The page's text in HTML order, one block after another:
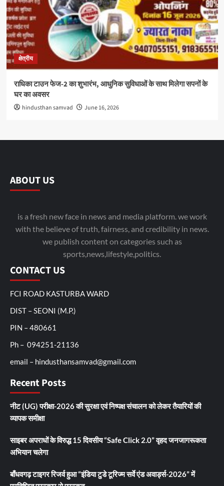
क्षेत्रीय
राधिका टाउन फेज-2 का शुभारंभ, आधुनिक सुविधाओं के साथ मिलेगा सपनों के
घर का अवसर
hindusthan samvad June 16, 2026
ABOUT US
is a fresh new face in news and media platform. we work
with the believe of truth, fairness, and credibility in news.
we publish content on categories such as
sports,news,lifestyle,politics.
CONTACT US
FCI ROAD KASTURBA WARD
DIST – SEONI (M.P.)
PIN – 480661
Ph – 094251-21136
email – hindusthansamvad@gmail.com
Recent Posts
नीट (UG) परीक्षा-2026 की सुरक्षा एवं निष्पक्ष संचालन को लेकर तैयारियों की
व्यापक समीक्षा
साइबर अपराधों के विरुद्ध 15 दिवसीय “Safe Click 2.0” वृहद जनजागरूकता
अभियान चलेगा
बाँधवगढ़ टाइगर रिजर्व हुआ “इंडिया टुडे टूरिज्म सर्वे एंड अवार्ड्स-2026” में